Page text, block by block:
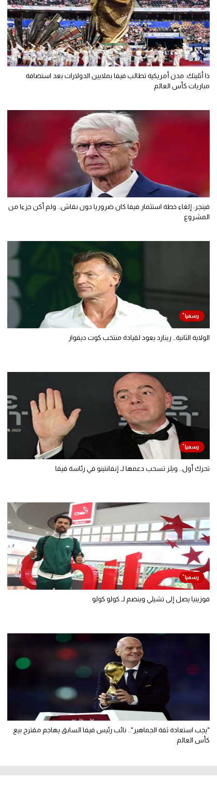
ذا أثليتك: مدن أمريكية تطالب فيفا بملايين الدولارات بعد استضافة
مباريات كأس العالم
فينجر: إلغاء خطة استثمار فيفا كان ضروريا دون نقاش.. ولم أكن جزءا من
المشروع
الولاية الثانية.. رينارد يعود لقيادة منتخب كوت ديفوار
تحرك أول.. ويلز تسحب دعمها لـ إنفانتينو في رئاسة فيفا
فوزينيا يصل إلى تشيلي وينضم لـ كولو كولو
"يجب استعادة ثقة الجماهير".. نائب رئيس فيفا السابق يهاجم مقترح بيع
كأس العالم